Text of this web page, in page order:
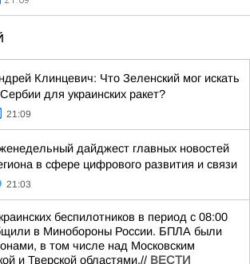
Клинцевич: Что Зеленский мог искать
для украинских ракет?
21:09
дайджест главных новостей
в сфере цифрового развития и связи
21:03
беспилотников в период с 08:00
в Минобороны России. БПЛА были
в том числе над Московским
и Тверской областями.// ВЕСТИ